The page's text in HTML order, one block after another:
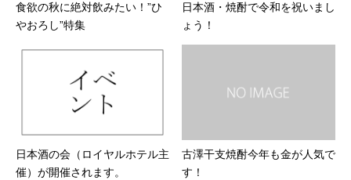
食欲の秋に絶対飲みたい！”ひ
やおろし”特集
日本酒・焼酎で令和を祝いまし
ょう！
日本酒の会（ロイヤルホテル主
催）が開催されます。
古澤干支焼酎今年も金が人気で
す！